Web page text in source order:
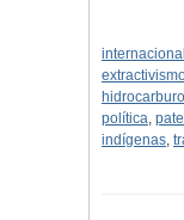
internacional
política,
indígenas,